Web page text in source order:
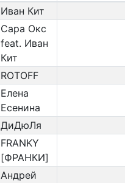
Иван Кит
Сара Окс
feat. Иван
Кит
ROTOFF
Елена
Есенина
ДиДюЛя
FRANKY
[ФРАНКИ]
Андрей